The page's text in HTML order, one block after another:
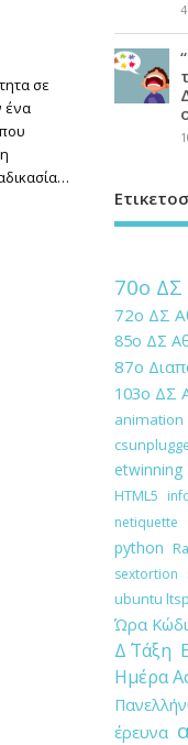
σε
ένα
70ο
72ο ΔΣ
85ο ΔΣ
87ο
103ο ΔΣ
animation
etwinning
HTML5
netiquette
python
sextortion
ubuntu ltsp
Ώρα
Δ΄ Τάξη
Ημέρα
έρευνα